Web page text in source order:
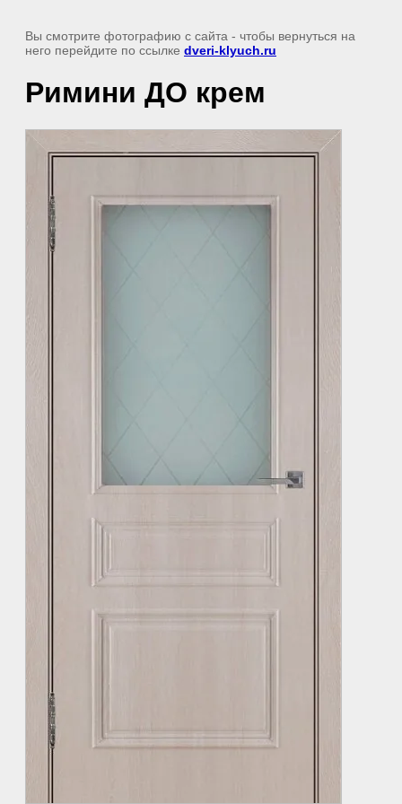
Вы смотрите фотографию с сайта - чтобы вернуться на
него перейдите по ссылке dveri-klyuch.ru
Римини ДО крем